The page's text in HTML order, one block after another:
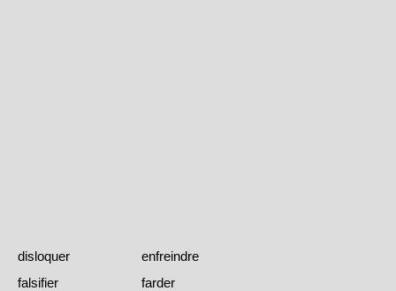
disloquer
enfreindre
falsifier
farder